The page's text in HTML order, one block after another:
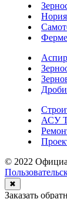
Нория
АСУ
© 2022
✖
Заказать